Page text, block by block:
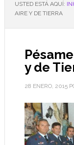
USTED ESTÁ AQUÍ:
AIRE Y DE TIERRA
y de
28 ENERO, 2015